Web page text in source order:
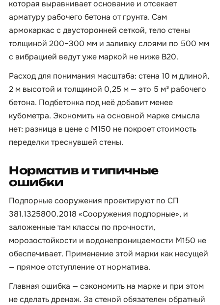
которая выравнивает основание и отсекает
арматуру рабочего бетона от грунта. Сам
армокаркас с двусторонней сеткой, тело стены
толщиной 200–300 мм и заливку слоями по 500 мм
с вибрацией ведут уже маркой не ниже B20.
Расход для понимания масштаба: стена 10 м длиной,
2 м высотой и толщиной 0,25 м — это 5 м³ рабочего
бетона. Подбетонка под неё добавит менее
кубометра. Экономить на основной марке смысла
нет: разница в цене с М150 не покроет стоимость
переделки треснувшей стены.
Норматив и типичные
ошибки
Подпорные сооружения проектируют по СП
381.1325800.2018 «Сооружения подпорные», и
заложенные там классы по прочности,
морозостойкости и водонепроницаемости М150 не
обеспечивает. Применение этой марки как несущей
— прямое отступление от норматива.
Главная ошибка — сэкономить на марке и при этом
не сделать дренаж. За стеной обязателен обратный